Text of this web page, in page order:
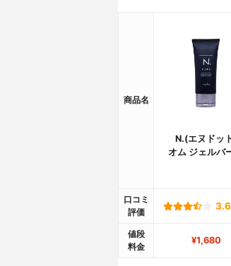
商品名
N.(エヌドッ
オム ジェルバ
口コミ
評価
値段
料金
¥1,680